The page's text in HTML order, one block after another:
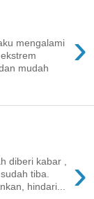
›
mengalami
mudah
›
diberi kabar ,
tiba.
hindari...